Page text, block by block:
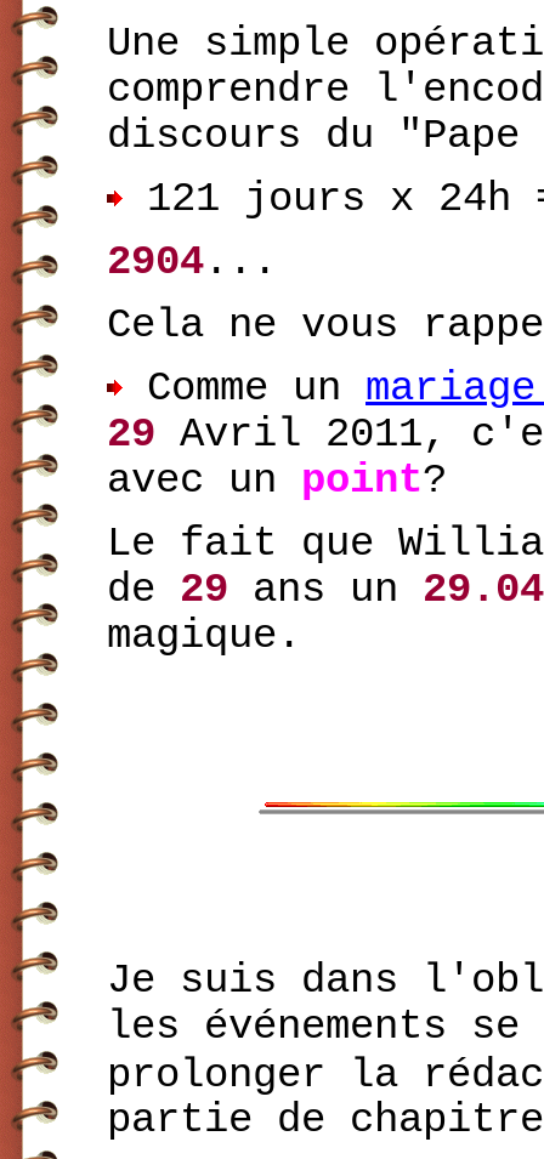
Une simple
comprendre
discours du "Pape
121 jours x
2904 ...
Cela ne vous
Comme un
29 Avril 2011,
avec un
point?
Le fait que
de 29 ans un 29.04
magique.
Je suis dans
les événements
prolonger la
partie de chapitre